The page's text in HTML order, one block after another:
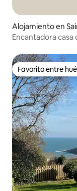
Alojamiento en
Encantadora
Favorito entre
Favorito entre